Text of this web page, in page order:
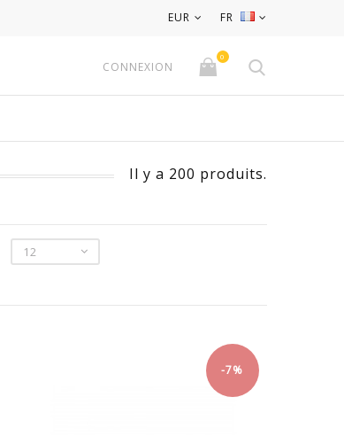
FR
EUR
CONNEXION
0
Il y a 200 produits.
12
-7%